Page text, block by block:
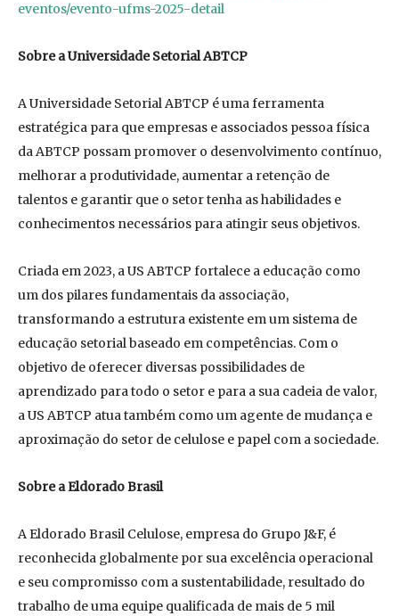
eventos/evento-ufms-2025-detail
Sobre a Universidade Setorial ABTCP
A Universidade Setorial ABTCP é uma ferramenta
estratégica para que empresas e associados pessoa física
da ABTCP possam promover o desenvolvimento contínuo,
melhorar a produtividade, aumentar a retenção de
talentos e garantir que o setor tenha as habilidades e
conhecimentos necessários para atingir seus objetivos.
Criada em 2023, a US ABTCP fortalece a educação como
um dos pilares fundamentais da associação,
transformando a estrutura existente em um sistema de
educação setorial baseado em competências. Com o
objetivo de oferecer diversas possibilidades de
aprendizado para todo o setor e para a sua cadeia de valor,
a US ABTCP atua também como um agente de mudança e
aproximação do setor de celulose e papel com a sociedade.
Sobre a Eldorado Brasil
A Eldorado Brasil Celulose, empresa do Grupo J&F, é
reconhecida globalmente por sua excelência operacional
e seu compromisso com a sustentabilidade, resultado do
trabalho de uma equipe qualificada de mais de 5 mil